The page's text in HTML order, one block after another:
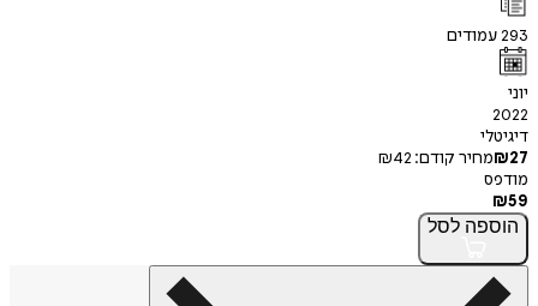
293עמודים
יוני
2022
דיגיטלי
₪27 מחיר קודם: ₪42
מודפס
₪59
הוספה לסל